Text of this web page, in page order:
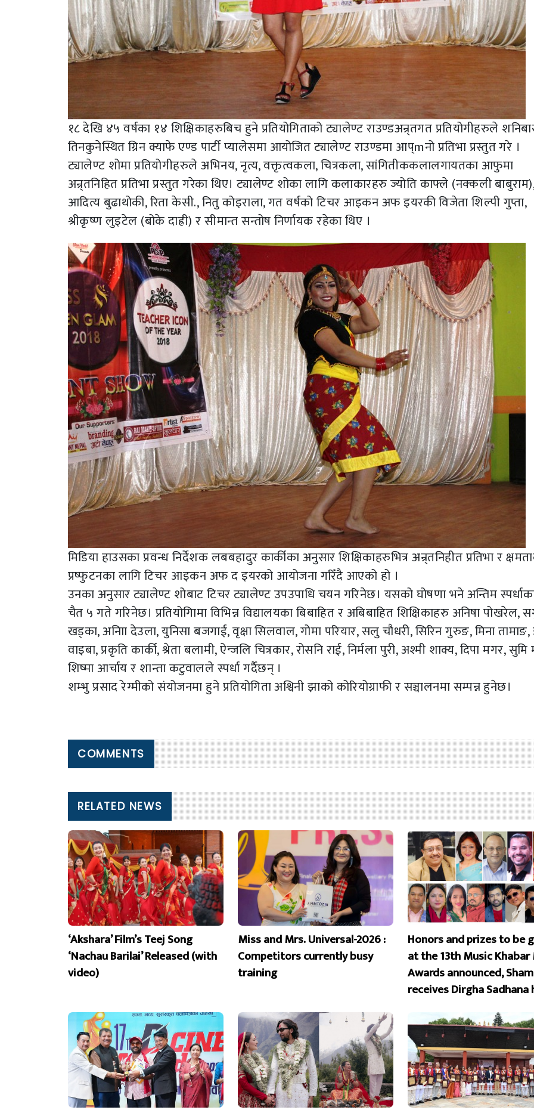
१८ देखि ४५ वर्षका १४ शिक्षिकाहरुबिच हुने प्रतियोगिताको ट्यालेण्ट राउण्डअन्र्तगत प्रतियोगीहरुले
तिनकुनेस्थित ग्रिन क्याफे एण्ड पार्टी प्यालेसमा आयोजित ट्यालेण्ट राउण्डमा आप्mनो प्रतिभा प्रस्तुत गरे ।
ट्यालेण्ट शोमा प्रतियोगीहरुले अभिनय, नृत्य, वक्तृत्वकला, चित्रकला, सांगितीककलालगायतका आफुमा
अन्र्तनिहित प्रतिभा प्रस्तुत गरेका थिए। ट्यालेण्ट शोका लागि कलाकारहरु ज्योति काफ्ले (नक्कली
आदित्य बुढाथोकी, रिता केसी., नितु कोइराला, गत वर्षको टिचर आइकन अफ इयरकी विजेता शिल्पी गुप्ता,
श्रीकृष्ण लुइटेल (बोके दाह्री) र सीमान्त सन्तोष निर्णायक रहेका थिए ।
मिडिया हाउसका प्रवन्ध निर्देशक लबबहादुर कार्कीका अनुसार शिक्षिकाहरुभित्र अन्र्तनिहीत प्रतिभा र
प्रष्फुटनका लागि टिचर आइकन अफ द इयरको आयोजना गरिँदै आएको हो ।
उनका अनुसार ट्यालेण्ट शोबाट टिचर ट्यालेण्ट उपउपाधि चयन गरिनेछ। यसको घोषणा भने अन्तिम
चैत ५ गते गरिनेछ। प्रतियोगिामा विभिन्न विद्यालयका बिबाहित र अबिबाहित शिक्षिकाहरु अनिषा पोखरेल,
खड्का, अनिाा देउला, युनिसा बजगाई, वृक्षा सिलवाल, गोमा परियार, सलु चौधरी, सिरिन गुरुङ, मिना तामाङ,
वाइबा, प्रकृति कार्की, श्रेता बलामी, ऐन्जलि चित्रकार, रोसनि राई, निर्मला पुरी, अश्मी शाक्य, दिपा मगर, सुमि
शिष्मा आर्चाय र शान्ता कटुवालले स्पर्धा गर्दैछन् ।
शम्भु प्रसाद रेग्मीको संयोजनमा हुने प्रतियोगिता अश्विनी झाको कोरियोग्राफी र सञ्चालनमा सम्पन्न हुनेछ।
COMMENTS
RELATED NEWS
‘Akshara’ Film’s Teej Song
‘Nachau Barilai’ Released (with
video)
Miss and Mrs. Universal-2026 :
Competitors currently busy
training
Honors and prizes to be
at the 13th Music Khabar
Awards announced,
receives Dirgha Sadhana